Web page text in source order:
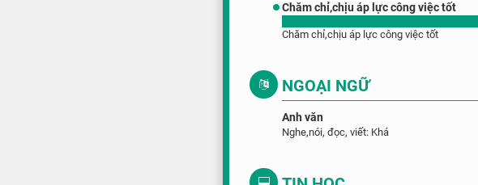
Chăm chỉ,chịu áp lực công việc tốt
Chăm chỉ,chịu áp lực công việc tốt
NGOẠI NGỮ
Anh văn
Nghe,nói, đọc, viết: Khá